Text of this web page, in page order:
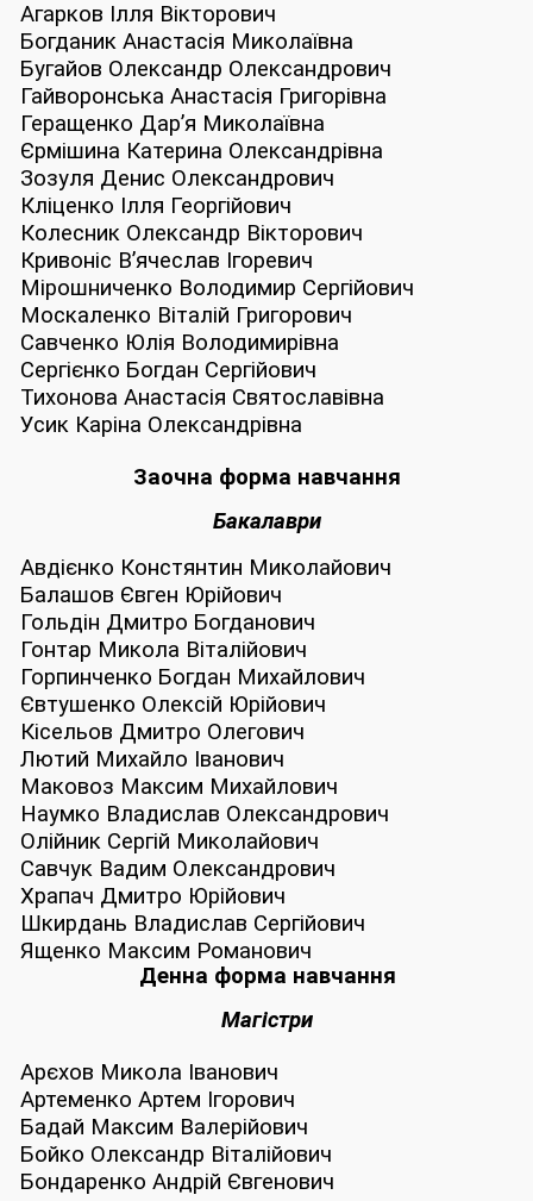
Агарков Ілля Вікторович
Богданик Анастасія Миколаївна
Бугайов Олександр Олександрович
Гайворонська Анастасія Григорівна
Геращенко Дар’я Миколаївна
Єрмішина Катерина Олександрівна
Зозуля Денис Олександрович
Кліценко Ілля Георгійович
Колесник Олександр Вікторович
Кривоніс В’ячеслав Ігоревич
Мірошниченко Володимир Сергійович
Москаленко Віталій Григорович
Савченко Юлія Володимирівна
Сергієнко Богдан Сергійович
Тихонова Анастасія Святославівна
Усик Каріна Олександрівна
Заочна форма навчання
Бакалаври
Авдієнко Констянтин Миколайович
Балашов Євген Юрійович
Гольдін Дмитро Богданович
Гонтар Микола Віталійович
Горпинченко Богдан Михайлович
Євтушенко Олексій Юрійович
Кісельов Дмитро Олегович
Лютий Михайло Іванович
Маковоз Максим Михайлович
Наумко Владислав Олександрович
Олійник Сергій Миколайович
Савчук Вадим Олександрович
Храпач Дмитро Юрійович
Шкирдань Владислав Сергійович
Ященко Максим Романович
Денна форма навчання
Магістри
Арєхов Микола Іванович
Артеменко Артем Ігорович
Бадай Максим Валерійович
Бойко Олександр Віталійович
Бондаренко Андрій Євгенович